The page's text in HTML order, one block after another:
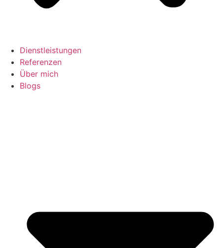
Dienstleistungen
Referenzen
Über mich
Blogs